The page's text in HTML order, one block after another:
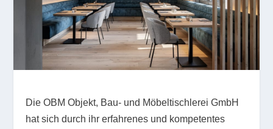
Die OBM Objekt, Bau- und Möbeltischlerei GmbH
hat sich durch ihr erfahrenes und kompetentes